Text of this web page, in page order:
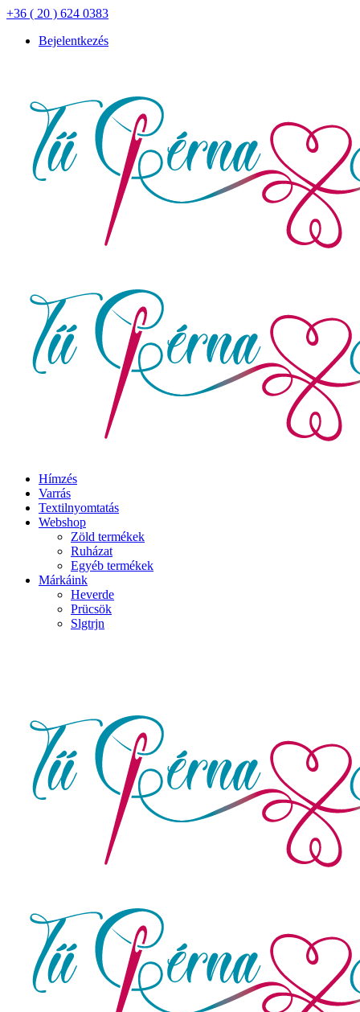
+36 ( 20 ) 624 0383
Bejelentkezés
Hímzés
Varrás
Textilnyomtatás
Webshop
Zöld termékek
Ruházat
Egyéb termékek
Márkáink
Heverde
Prücsök
Slgtrjn